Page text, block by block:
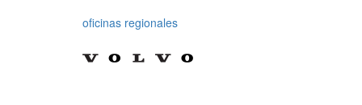
oficinas regionales